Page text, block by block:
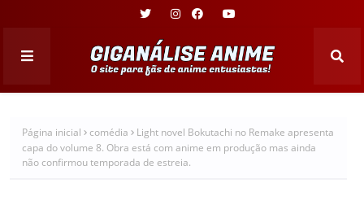
Página inicial comédia
Light novel Bokutachi no Remake apresenta
capa do volume 8. Obra está com anime em produção mas ainda
não confirmou temporada de estreia.